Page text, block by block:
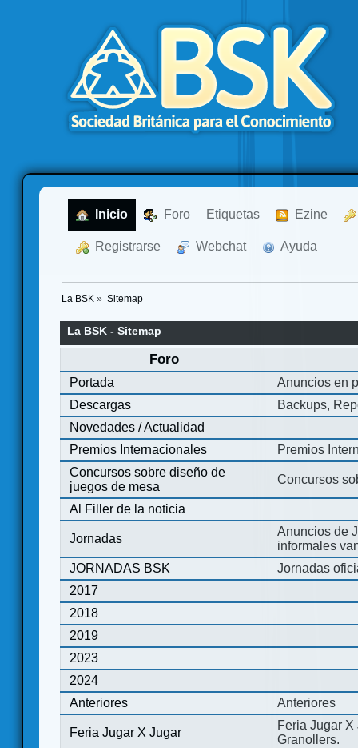
Inicio Foro Etiquetas Ezine
Registrarse Webchat Ayuda
La BSK » Sitemap
La BSK - Sitemap
Foro
Portada
Anuncios en
Descargas
Backups,
Novedades / Actualidad
Premios Internacionales
Premios
Concursos sobre diseño de
juegos de mesa
Concursos
Al Filler de la noticia
Jornadas
Anuncios de
informales
JORNADAS BSK
Jornadas
2017
2018
2019
2023
2024
Anteriores
Anteriores
Feria Jugar X Jugar
Feria Jugar
Granollers.